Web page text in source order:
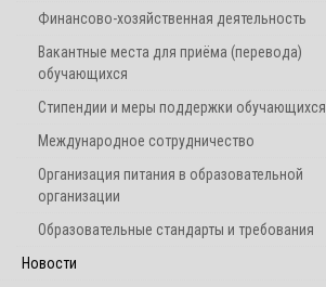
Финансово-хозяйственная деятельность
Вакантные места для приёма (перевода)
обучающихся
Стипендии и меры поддержки обучающихся
Международное сотрудничество
Организация питания в образовательной
организации
Образовательные стандарты и требования
Новости